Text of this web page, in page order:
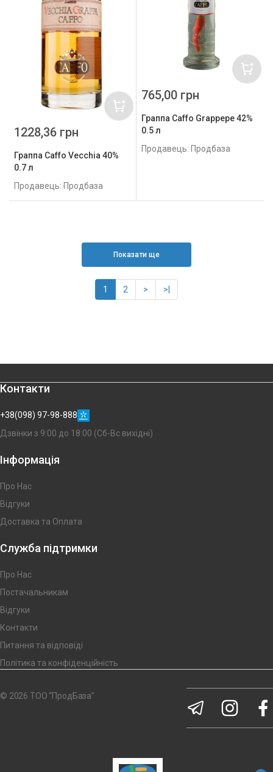
Граппа Caffo Vecchia 40%
0.7 л
Продавець: Продбаза
1228,36 грн
Граппа Caffo Grappepe 42%
0.5 л
Продавець: Продбаза
765,00 грн
Показати ще
1 2 > >|
Контакти
+38(098) 97-98-888
Дзвінки з 9:00 до 18:00 (Сб-Вс вихідні)
Інформація
Про Нас
Відгуки
Доставка та Оплата
Служба підтримки
Про Нас
Постачальникам
Відгуки
Контакти
Питання та відповіді
Політика та конфіденційність
© 2026 ТОО “ПродБаза”